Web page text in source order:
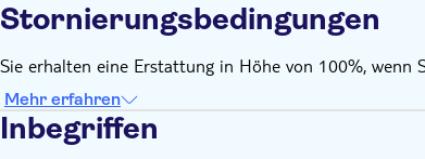
Stornierungsbedingungen
Sie erhalten eine Erstattung in Höhe von 100%,
Mehr erfahren
Inbegriffen